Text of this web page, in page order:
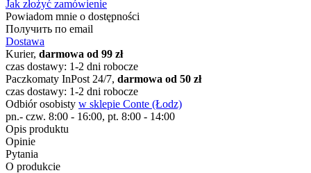
Jak złożyć zamówienie
Powiadom mnie o dostępności
Получить по email
Dostawa
Kurier, darmowa od 99 zł
czas dostawy: 1-2 dni robocze
Paczkomaty InPost 24/7, darmowa od 50 zł
czas dostawy: 1-2 dni robocze
Odbiór osobisty w sklepie Conte (Łodz)
pn.- czw. 8:00 - 16:00, pt. 8:00 - 14:00
Opis produktu
Opinie
Pytania
O produkcie